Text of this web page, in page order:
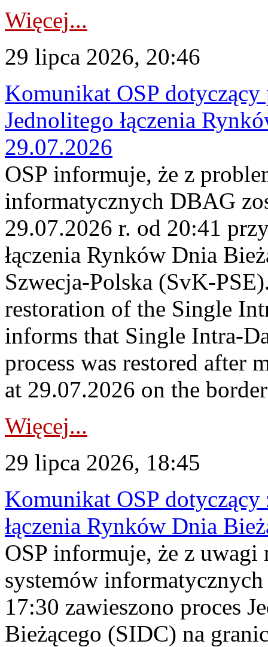
Więcej...
29 lipca 2026, 20:46
Komunikat OSP
Jednolitego łączenia
29.07.2026
OSP informuje, że z
informatycznych DBAG
29.07.2026 r. od 20:41
łączenia Rynków Dnia
Szwecja-Polska (SvK-
restoration of the Single
informs that Single Intra-
process was restored after
at 29.07.2026 on the
Więcej...
29 lipca 2026, 18:45
Komunikat OSP dotyczący
łączenia Rynków Dnia
OSP informuje, że z uwagi
systemów
17:30 zawieszono proces
Bieżącego (SIDC) na